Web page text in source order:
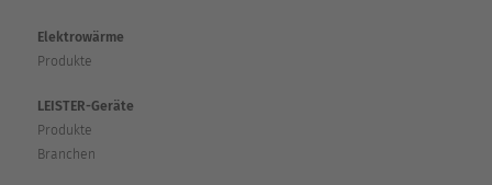
Elektrowärme
Produkte
LEISTER-Geräte
Produkte
Branchen